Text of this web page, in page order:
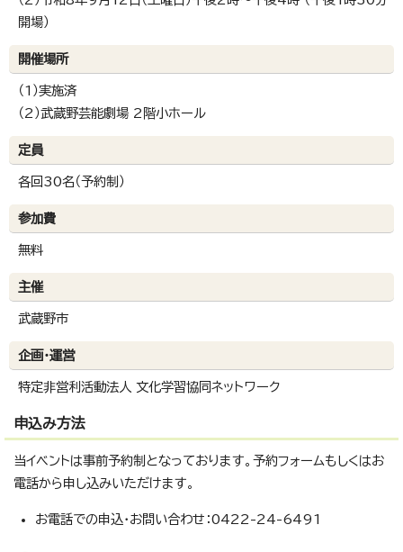
開場）
開催場所
（1）実施済
（2）武蔵野芸能劇場 2階小ホール
定員
各回30名（予約制）
参加費
無料
主催
武蔵野市
企画・運営
特定非営利活動法人 文化学習協同ネットワーク
申込み方法
当イベントは事前予約制となっております。予約フォームもしくはお
電話から申し込みいただけます。
お電話での申込・お問い合わせ：0422-24-6491